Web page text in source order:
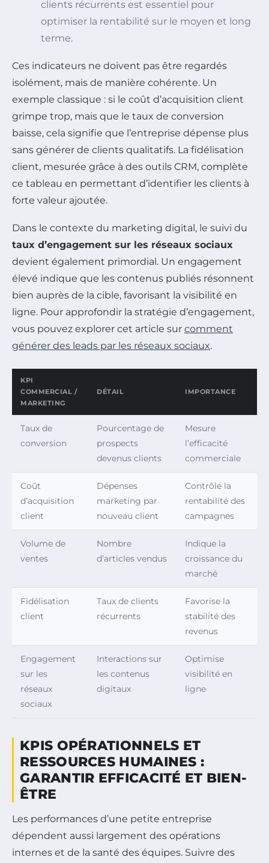
clients récurrents est essentiel pour
optimiser la rentabilité sur le moyen et long
terme.
Ces indicateurs ne doivent pas être regardés
isolément, mais de manière cohérente. Un
exemple classique : si le coût d’acquisition client
grimpe trop, mais que le taux de conversion
baisse, cela signifie que l’entreprise dépense plus
sans générer de clients qualitatifs. La fidélisation
client, mesurée grâce à des outils CRM, complète
ce tableau en permettant d’identifier les clients à
forte valeur ajoutée.
Dans le contexte du marketing digital, le suivi du
taux d’engagement sur les réseaux sociaux
devient également primordial. Un engagement
élevé indique que les contenus publiés résonnent
bien auprès de la cible, favorisant la visibilité en
ligne. Pour approfondir la stratégie d’engagement,
vous pouvez explorer cet article sur comment
générer des leads par les réseaux sociaux.
KPI
COMMERCIAL /
MARKETING
DÉTAIL IMPORTANCE
Taux de
conversion
Pourcentage de
prospects
devenus clients
Mesure
l’efficacité
commerciale
Coût
d’acquisition
client
Dépenses
marketing par
nouveau client
Contrôle la
rentabilité des
campagnes
Volume de
ventes
Nombre
d’articles vendus
Indique la
croissance du
marché
Fidélisation
client
Taux de clients
récurrents
Favorise la
stabilité des
revenus
Engagement
sur les
réseaux
sociaux
Interactions sur
les contenus
digitaux
Optimise
visibilité en
ligne
KPIS OPÉRATIONNELS ET
RESSOURCES HUMAINES :
GARANTIR EFFICACITÉ ET BIEN-
ÊTRE
Les performances d’une petite entreprise
dépendent aussi largement des opérations
internes et de la santé des équipes. Suivre des